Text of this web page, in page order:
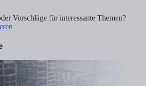
Vorschläge für interessante Themen?